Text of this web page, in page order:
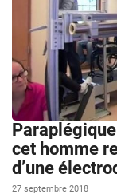
cet homme
d’une
27 septembre 2018